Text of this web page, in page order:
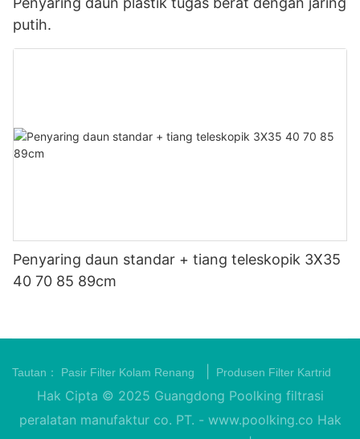
putih.
Penyaring daun standar + tiang teleskopik 3X35
40 70 85 89cm
Tautan： Pasir Filter Kolam Renang Produsen Filter Kartrid
Hak Cipta © 2025 Guangdong Poolking filtrasi
peralatan manufaktur co. PT. - www.poolking.co Hak